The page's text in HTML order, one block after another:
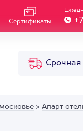
Сертификаты
Срочная
> Апарт